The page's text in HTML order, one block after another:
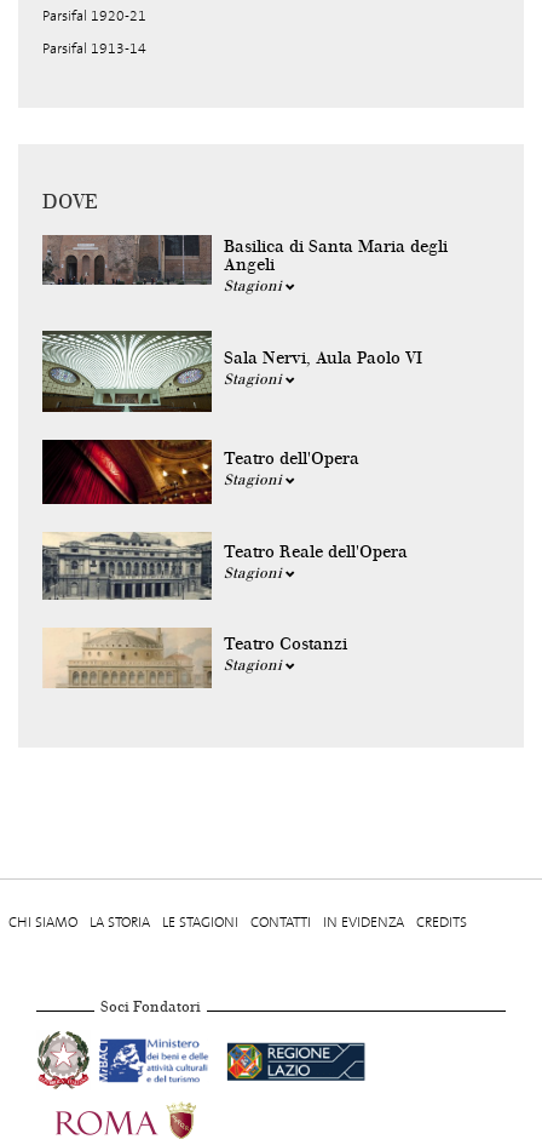
Parsifal 1920-21
Parsifal 1913-14
DOVE
Basilica di Santa Maria degli
Angeli
Stagioni
Sala Nervi, Aula Paolo VI
Stagioni
Teatro dell'Opera
Stagioni
Teatro Reale dell'Opera
Stagioni
Teatro Costanzi
Stagioni
CHI SIAMO LA STORIA LE STAGIONI CONTATTI IN EVIDENZA CREDITS
Soci Fondatori